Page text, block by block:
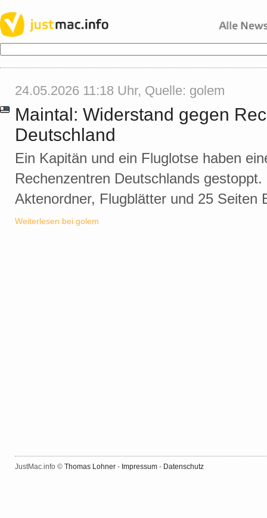
24.05.2026 11:18 Uhr, Quelle: golem
Maintal: Widerstand gegen
Deutschland
Ein Kapitän und ein Fluglotse haben
Rechenzentren Deutschlands
Aktenordner, Flugblätter und 25 Seiten
Weiterlesen bei golem
JustMac.info © Thomas Lohner - Impressum - Datenschutz